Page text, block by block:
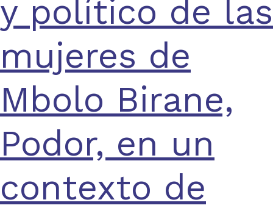
y político de las
mujeres de
Mbolo Birane,
Podor, en un
contexto de